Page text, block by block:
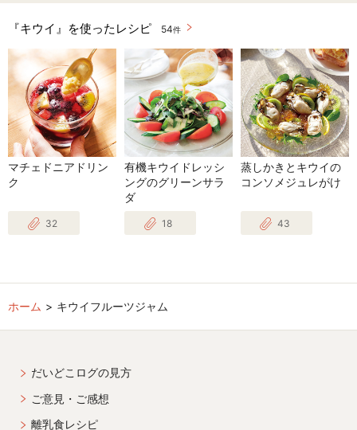
『キウイ』を使ったレシピ 54件
マチェドニアドリン
ク
32
有機キウイドレッシ
ングのグリーンサラ
ダ
18
蒸しかきとキウイの
コンソメジュレがけ
43
ホーム キウイフルーツジャム
だいどこログの見方
ご意見・ご感想
離乳食レシピ